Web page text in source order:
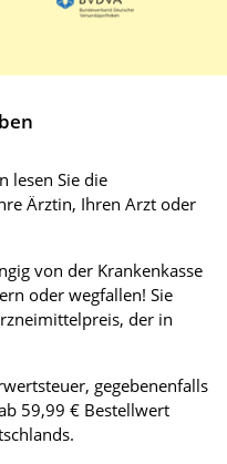
lesen Sie die
Ärztin, Ihren Arzt oder
von der Krankenkasse
oder wegfallen! Sie
der in
gegebenenfalls
59,99 € Bestellwert